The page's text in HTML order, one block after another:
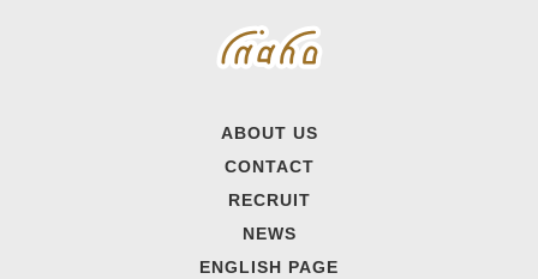
ABOUT US
CONTACT
RECRUIT
NEWS
ENGLISH PAGE